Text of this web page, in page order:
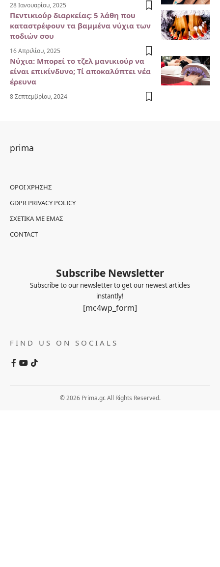
28 Ιανουαρίου, 2025
Πεντικιούρ διαρκείας: 5 λάθη που
καταστρέφουν τα βαμμένα νύχια των
ποδιών σου
16 Απριλίου, 2025
Νύχια: Μπορεί το τζελ μανικιούρ να
είναι επικίνδυνο; Τί αποκαλύπτει νέα
έρευνα
8 Σεπτεμβρίου, 2024
prima
ΌΡΟΙ ΧΡΉΣΗΣ
GDPR PRIVACY POLICY
ΣΧΕΤΙΚΆ ΜΕ ΕΜΆΣ
CONTACT
Subscribe Newsletter
Subscribe to our newsletter to get our newest articles
instantly!
[mc4wp_form]
FIND US ON SOCIALS
© 2026 Prima.gr. All Rights Reserved.